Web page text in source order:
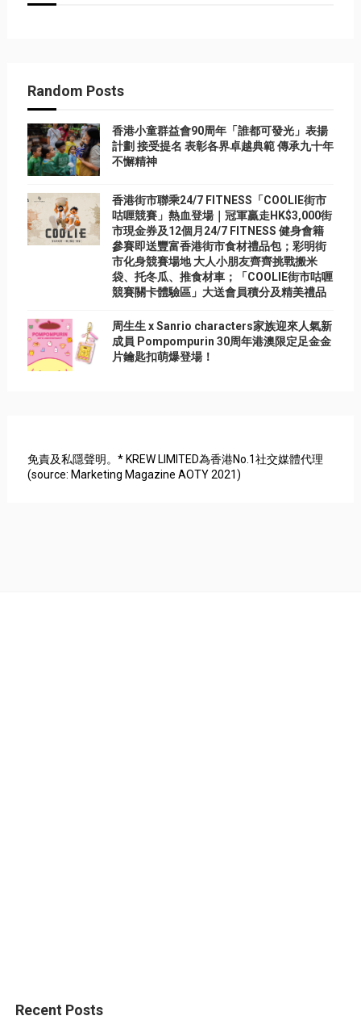
Random Posts
香港小童群益會90周年「誰都可發光」表揚
計劃 接受提名 表彰各界卓越典範 傳承九十年
不懈精神
香港街市聯乘24/7 FITNESS「COOLIE街市
咕喱競賽」熱血登場｜冠軍贏走HK$3,000街
市現金券及12個月24/7 FITNESS 健身會籍
參賽即送豐富香港街市食材禮品包；彩明街
市化身競賽場地 大人小朋友齊齊挑戰搬米
袋、托冬瓜、推食材車；「COOLIE街市咕喱
競賽關卡體驗區」大送會員積分及精美禮品
周生生 x Sanrio characters家族迎來人氣新
成員 Pompompurin 30周年港澳限定足金金
片鑰匙扣萌爆登場！
免責及私隱聲明。* KREW LIMITED為香港No.1社交媒體代理
(source: Marketing Magazine AOTY 2021)
Recent Posts